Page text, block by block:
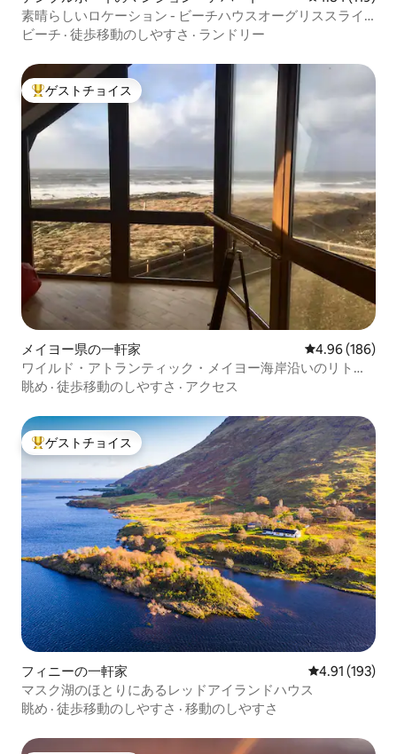
素晴らしいロケーション - ビーチハウスオーグリススライ
ゴの別棟
ビーチ · 徒歩移動のしやすさ · ランドリー
大好評のゲストチョイスです。
ゲストチョイス
メイヨー県の一軒家 レビュー186
4.96 (186)
ワイルド・アトランティック・メイヨー海岸沿いのリトリ
ート
眺め · 徒歩移動のしやすさ · アクセス
大好評のゲストチョイスです。
ゲストチョイス
フィニーの一軒家 レビュー193
4.91 (193)
マスク湖のほとりにあるレッドアイランドハウス
眺め · 徒歩移動のしやすさ · 移動のしやすさ